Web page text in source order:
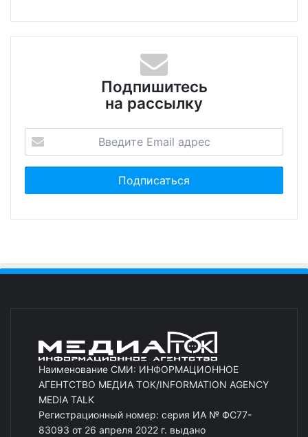
Подпишитесь
на рассылку
Наименование СМИ: ИНФОРМАЦИОННОЕ
АГЕНТСТВО МЕДИА ТОК/INFORMATION AGENCY
MEDIA TALK
Регистрационный номер: серия ИА № ФС77-
83093 от 26 апреля 2022 г. выдано